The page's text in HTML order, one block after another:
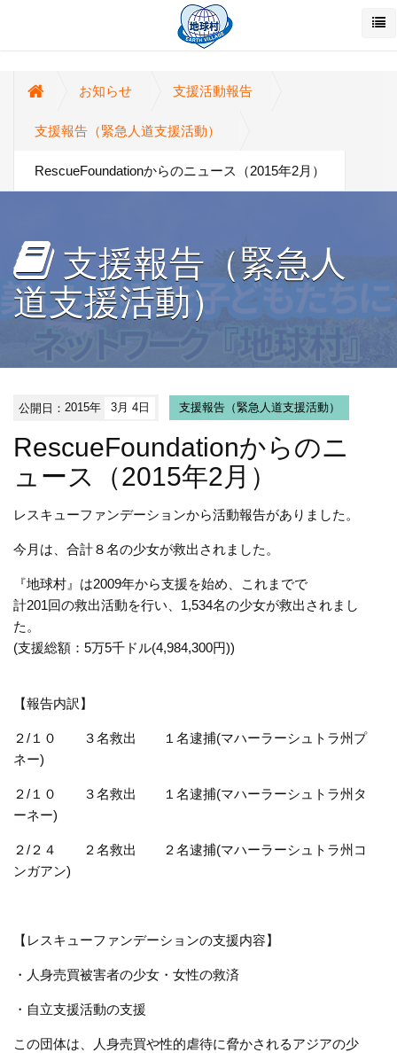
お知らせ 支援活動報告
支援報告（緊急人道支援活動）
RescueFoundationからのニュース（2015年2月）
支援報告（緊急人
道支援活動）
公開日：2015年 3月 4日 支援報告（緊急人道支援活動）
RescueFoundationからのニ
ュース（2015年2月）
レスキューファンデーションから活動報告がありました。
今月は、合計８名の少女が救出されました。
『地球村』は2009年から支援を始め、これまでで
計201回の救出活動を行い、1,534名の少女が救出されまし
た。
(支援総額：5万5千ドル(4,984,300円))
【報告内訳】
２/１０ ３名救出 １名逮捕(マハーラーシュトラ州プ
ネー)
２/１０ ３名救出 １名逮捕(マハーラーシュトラ州タ
ーネー)
２/２４ ２名救出 ２名逮捕(マハーラーシュトラ州コ
ンガアン)
【レスキューファンデーションの支援内容】
・人身売買被害者の少女・女性の救済
・自立支援活動の支援
この団体は、人身売買や性的虐待に脅かされるアジアの少